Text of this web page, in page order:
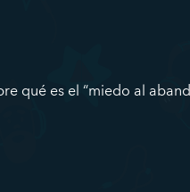
qué es el “miedo al